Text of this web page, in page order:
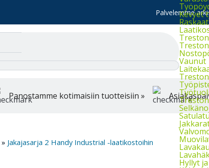
Palvelemme
Kevyet
Vaunut
Hyllyt
Panostamme kotimaisiin tuotteisiin »
» Jakajasarja 2 Handy Industrial -laatikostoihin